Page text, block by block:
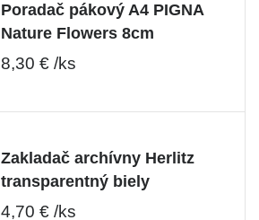
Poradač pákový A4 PIGNA
Nature Flowers 8cm
8,30 € /ks
Zakladač archívny Herlitz
transparentný biely
4,70 € /ks